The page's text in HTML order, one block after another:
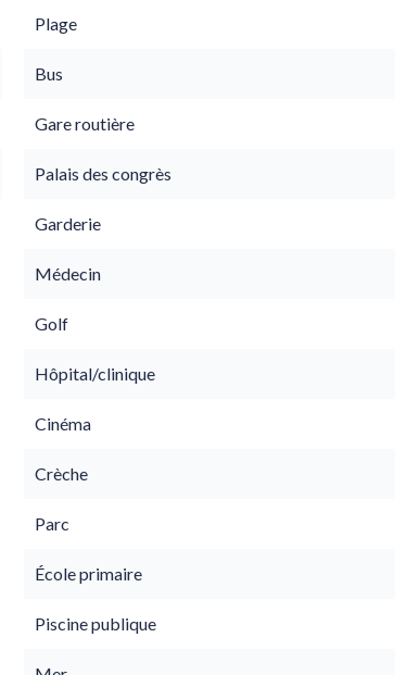
Plage
Bus
Gare routière
Palais des congrès
Garderie
Médecin
Golf
Hôpital/clinique
Cinéma
Crèche
Parc
École primaire
Piscine publique